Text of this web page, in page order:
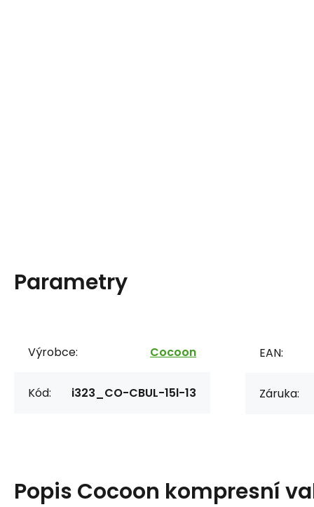
Parametry
Výrobce: Cocoon
Kód: i323_CO-CBUL-15l-13
EAN:
Záruka:
Popis Cocoon kompresní